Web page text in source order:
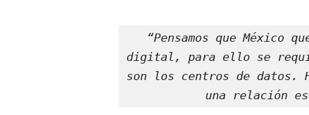
“Pensamos que México
digital, para ello se
son los centros de datos.
una relación